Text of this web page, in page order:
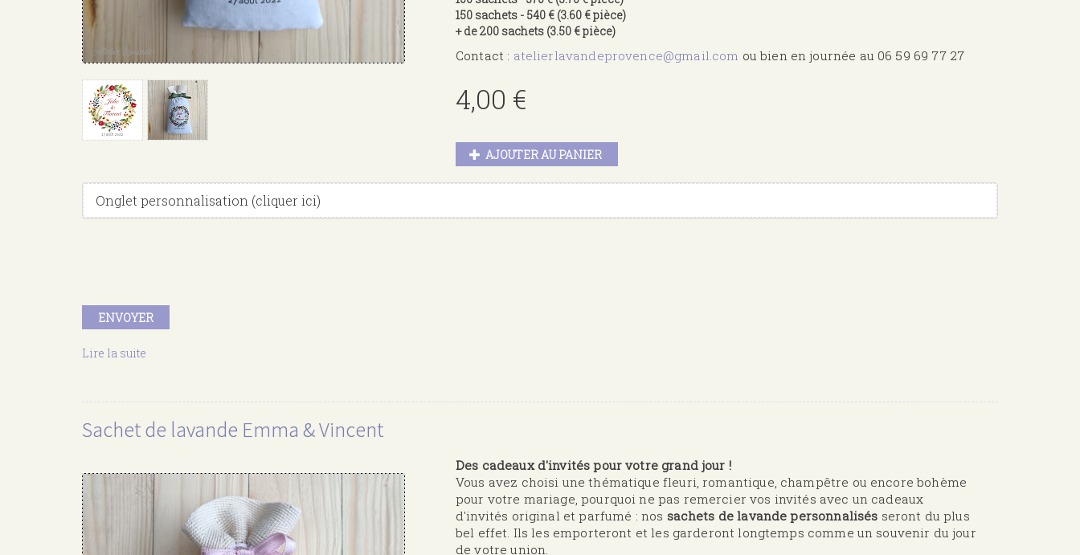
150 sachets - 540 € (3.60 € pièce)
+ de 200 sachets (3.50 € pièce)
Contact : atelierlavandeprovence@gmail.com ou bien en journée au 06 59 69 77 27
4,00 €
AJOUTER AU PANIER
Masquer
Onglet personnalisation (cliquer ici)
ENVOYER
Lire la suite
lavande
Julie
&
Sachet de lavande Emma & Vincent
Des cadeaux d'invités pour votre grand jour !
Vous avez choisi une thématique fleuri, romantique, champêtre ou encore bohème
pour votre mariage, pourquoi ne pas remercier vos invités avec un cadeaux
d'invités original et parfumé : nos sachets de lavande personnalisés seront du plus
bel effet. Ils les emporteront et les garderont longtemps comme un souvenir du jour
de votre union.